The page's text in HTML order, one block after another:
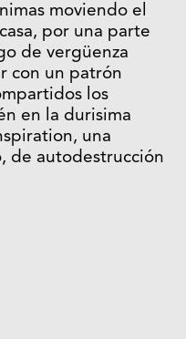
moviendo el
por una parte
de vergüenza
con un patrón
los
en la durisima
una
de autodestrucción